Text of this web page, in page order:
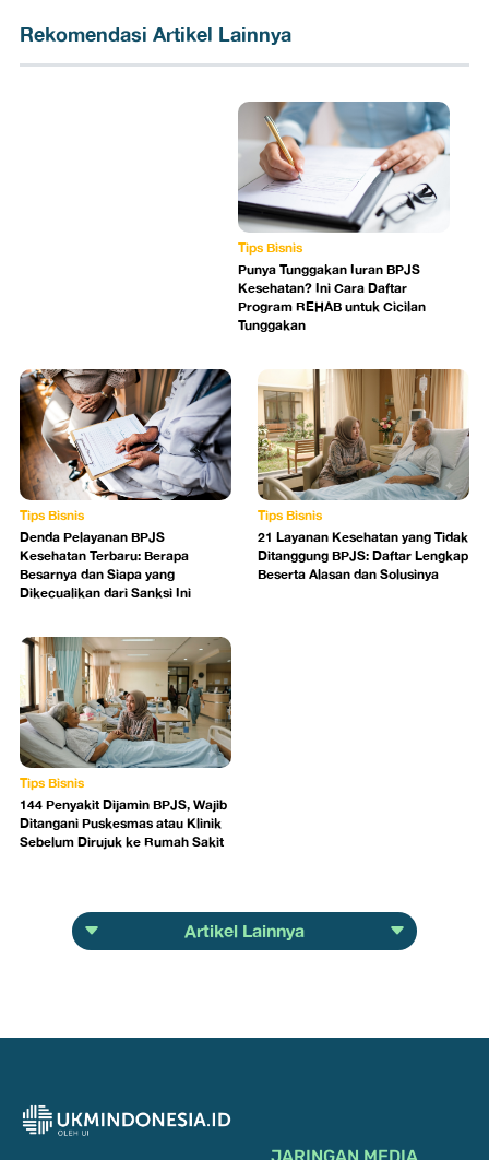
Rekomendasi Artikel Lainnya
Tips Bisnis
Punya Tunggakan Iuran BPJS
Kesehatan? Ini Cara Daftar
Program REHAB untuk Cicilan
Tunggakan
Tips Bisnis
Denda Pelayanan BPJS
Kesehatan Terbaru: Berapa
Besarnya dan Siapa yang
Dikecualikan dari Sanksi Ini
Tips Bisnis
21 Layanan Kesehatan yang Tidak
Ditanggung BPJS: Daftar Lengkap
Beserta Alasan dan Solusinya
Tips Bisnis
144 Penyakit Dijamin BPJS, Wajib
Ditangani Puskesmas atau Klinik
Sebelum Dirujuk ke Rumah Sakit
Artikel Lainnya